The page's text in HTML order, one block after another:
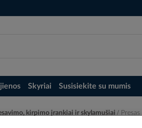
Skyriai Susisiekite su mumis
kirpimo įrankiai ir skylamušiai